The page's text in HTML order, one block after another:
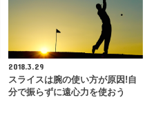
2018.3.29
スライスは腕の使い方が原因!自
分で振らずに遠心力を使おう